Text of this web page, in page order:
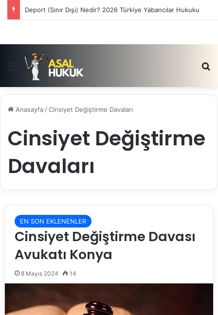
Deport (Sınır Dışı) Nedir? 2026 Türkiye Yabancılar Hukuku
Menü
Anasayfa /Cinsiyet Değiştirme Davaları
Cinsiyet Değiştirme
Davaları
EN SON EKLENENLER
Cinsiyet Değiştirme Davası
Avukatı Konya
8 Mayıs 2024 14